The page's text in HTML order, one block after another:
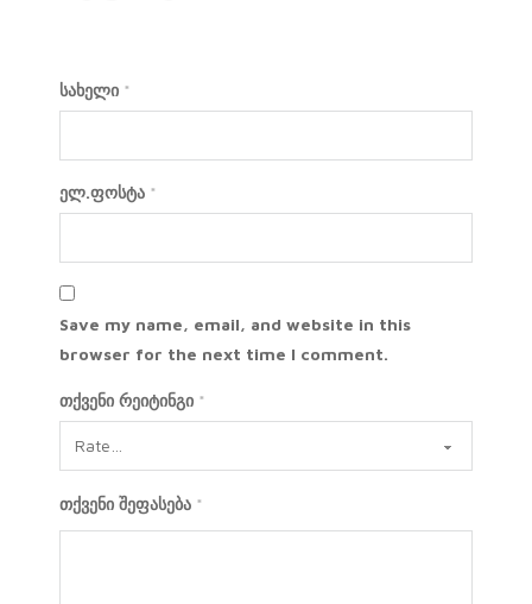
სახელი *
ელ.ფოსტა *
Save my name, email, and website in this
browser for the next time I comment.
თქვენი რეიტინგი *
თქვენი შეფასება *